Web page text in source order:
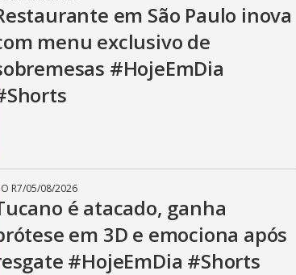
em São Paulo inova
menu exclusivo de
#HojeEmDia
R7/05/08/2026
é atacado, ganha
em 3D e emociona após
#HojeEmDia #Shorts